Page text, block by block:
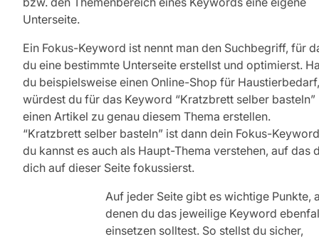
Unterseite.
Ein Fokus-Keyword ist nennt man den Suchbegriff, für
du eine bestimmte Unterseite erstellst und optimierst.
du beispielsweise einen Online-Shop für Haustierbedarf,
würdest du für das Keyword “Kratzbrett selber basteln”
einen Artikel zu genau diesem Thema erstellen.
“Kratzbrett selber basteln” ist dann dein Fokus-
du kannst es auch als Haupt-Thema verstehen, auf das
dich auf dieser Seite fokussierst.
Auf jeder Seite gibt es wichtige Punkte,
denen du das jeweilige Keyword
einsetzen solltest. So stellst du sicher,